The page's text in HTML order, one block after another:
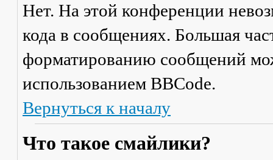
Нет. На этой конференции
кода в сообщениях. Большая
форматированию сообщений
использованием BBCode.
Вернуться к началу
Что такое смайлики?